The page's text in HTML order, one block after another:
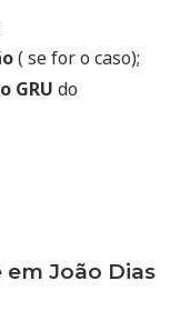
( se for o caso);
GRU do
João Dias